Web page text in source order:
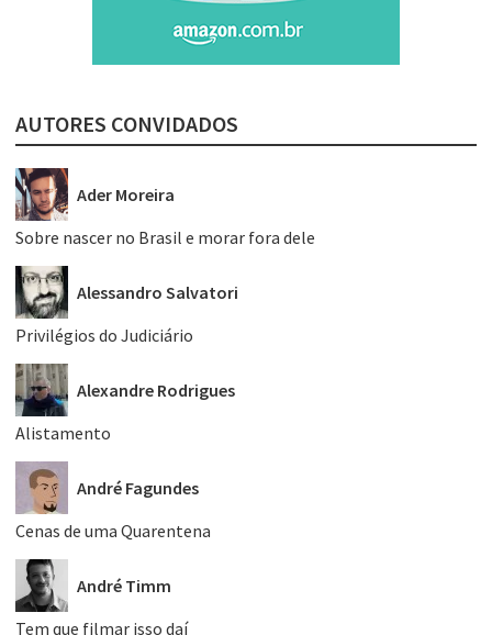
AUTORES CONVIDADOS
Ader Moreira
Sobre nascer no Brasil e morar fora dele
Alessandro Salvatori
Privilégios do Judiciário
Alexandre Rodrigues
Alistamento
André Fagundes
Cenas de uma Quarentena
André Timm
Tem que filmar isso daí